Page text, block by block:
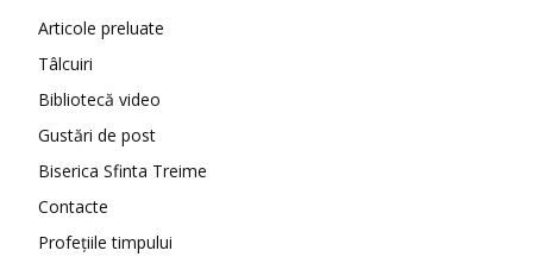
Articole preluate
Tâlcuiri
Bibliotecă video
Gustări de post
Biserica Sfinta Treime
Contacte
Profețiile timpului